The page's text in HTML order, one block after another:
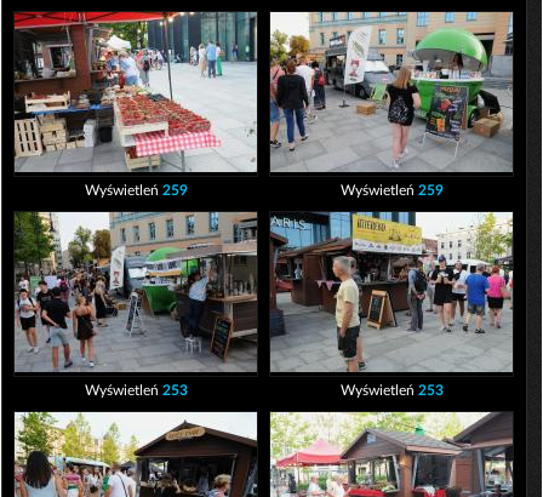
Wyświetleń 259 Wyświetleń 259
Wyświetleń 253 Wyświetleń 253